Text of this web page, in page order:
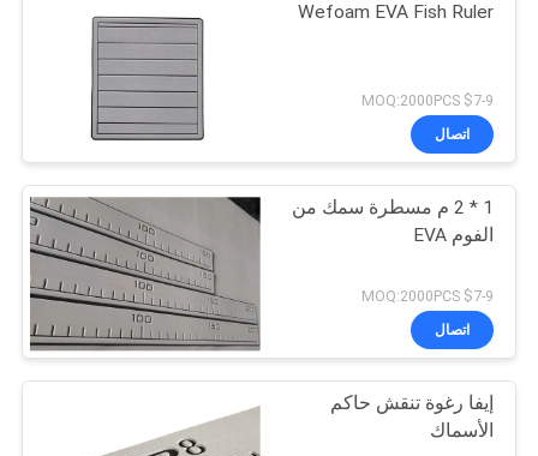
Wefoam EVA Fish Ruler
$7-9 MOQ:2000PCS
اتصال
1 * 2 م مسطرة سمك من
الفوم EVA
$7-9 MOQ:2000PCS
اتصال
إيفا رغوة تنقش حاكم
الأسماك